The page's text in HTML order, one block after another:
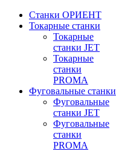
Станки ОРИЕНТ
Токарные станки
Toкарные
станки JET
Токарные
станки
PROMA
Фуговальные станки
Фуговальные
станки JET
Фуговальные
станки
PROMA